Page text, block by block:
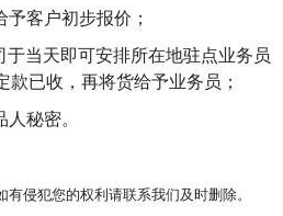
客户初步报价；
当天即可安排所在地驻点业务员
款已收，再将货给予业务员；
秘密。
侵犯您的权利请联系我们及时删除。